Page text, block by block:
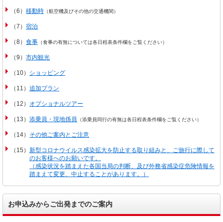
（6） 移動時 （航空機及びその他の交通機関）
（7） 宿泊
（8） 食事 （食事の有無については各日程表条件欄をご覧ください）
（9） 市内観光
（10） ショッピング
（11） 追加プラン
（12） オプショナルツアー
（13） 添乗員・現地係員 （添乗員同行の有無は各日程表条件欄をご覧ください）
（14） その他ご案内とご注意
（15） 新型コロナウイルス感染拡大を防止する取り組みと、ご旅行に際して
のお客様へのお願いです。
（感染状況を踏まえた各国当局の判断、及び外務省感染症危険情報を
踏まえて変更、中止することがあります。）
お申込みからご出発までのご案内